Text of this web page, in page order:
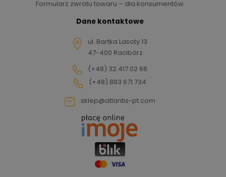
Formularz zwrotu towaru – dla konsumentów
Dane kontaktowe
ul. Bartka Lasoty 13
47-400 Racibórz
(+48) 32 417 02 68
(+48) 883 671 734
sklep@atlantis-pt.com